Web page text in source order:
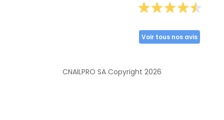
Voir tous nos avis
CNAILPRO SA Copyright 2026